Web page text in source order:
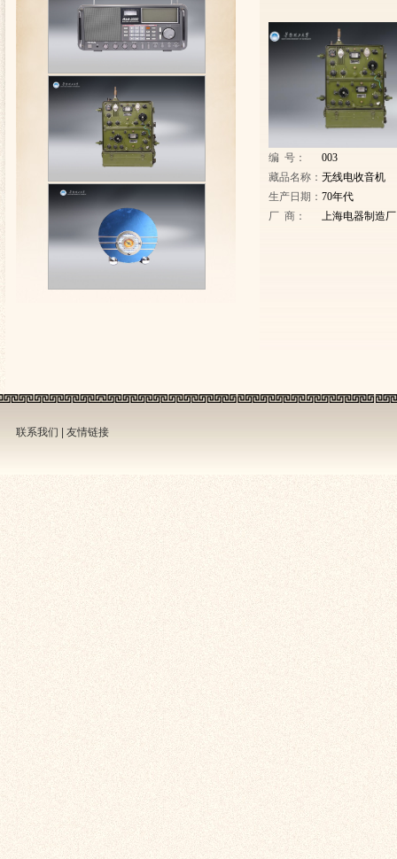
编 号：
003
藏品名称：无线电收音机
生产日期：70年代
厂 商：
上海电器制造厂
联系我们 友情链接